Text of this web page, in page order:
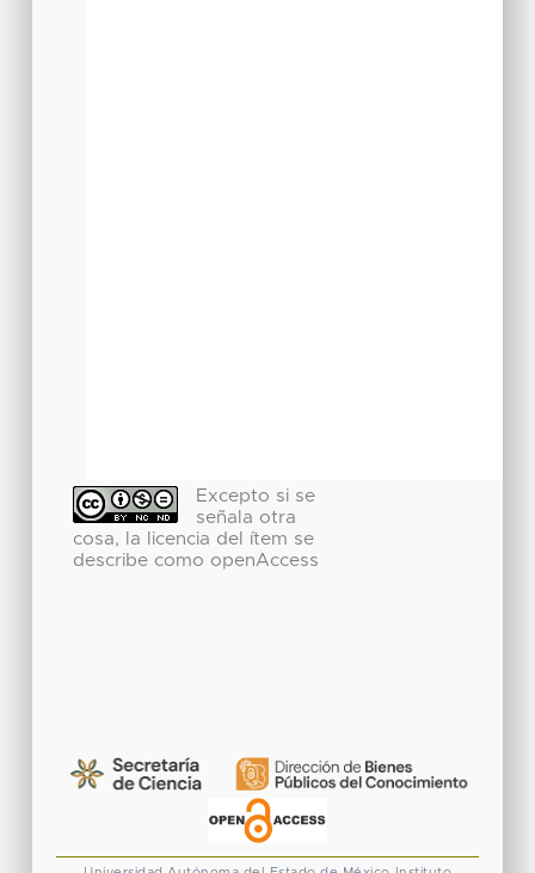
Excepto si se
señala otra
cosa, la licencia del ítem se
describe como openAccess